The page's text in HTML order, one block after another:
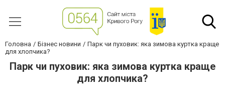
Головна Бізнес новини
Парк чи пуховик: яка зимова куртка краще
для хлопчика?
Парк чи пуховик: яка зимова куртка краще
для хлопчика?